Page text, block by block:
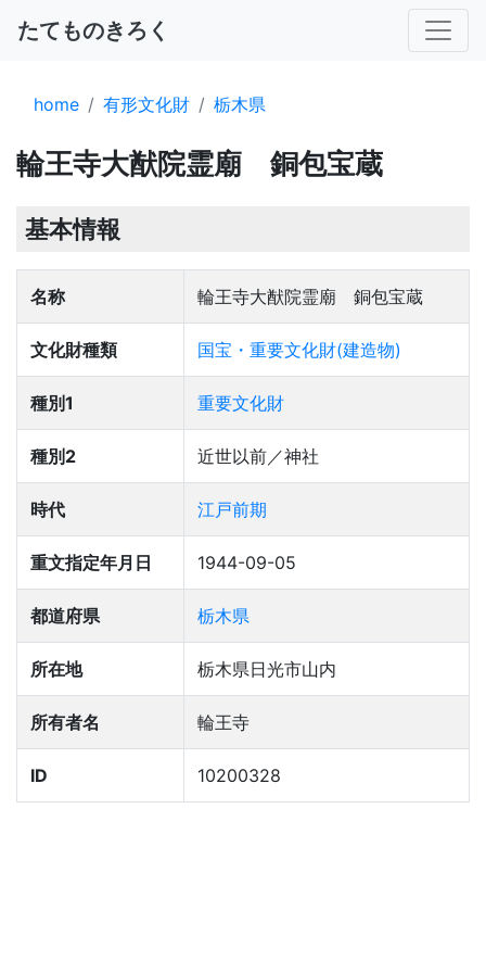
たてものきろく
home 有形文化財 栃木県
輪王寺大猷院霊廟 銅包宝蔵
基本情報
名称 輪王寺大猷院霊廟 銅包宝蔵
文化財種類 国宝・重要文化財(建造物)
種別1 重要文化財
種別2 近世以前／神社
時代 江戸前期
重文指定年月日 1944-09-05
都道府県 栃木県
所在地 栃木県日光市山内
所有者名 輪王寺
ID 10200328